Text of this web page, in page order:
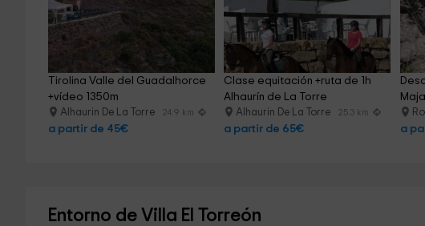
Tirolina Valle del Guadalhorce
+vídeo 1350m
Alhaurin De La Torre 24.9 km
a partir de 45€
Clase equitación +ruta de 1h
Alhaurín de La Torre
Alhaurin De La Torre 25.3 km
a partir de 65€ a
Entorno de Villa El Torreón